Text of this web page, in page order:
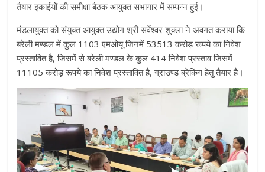
तैयार इकाईयों की समीक्षा बैठक आयुक्त सभागार में सम्पन्न हुई।
मंडलायुक्त को संयुक्त आयुक्त उद्योग श्री सर्वेश्वर शुक्ला ने अवगत कराया कि
बरेली मण्डल में कुल 1103 एमओयू जिनमें 53513 करोड़ रूपये का निवेश
प्रस्तावित है, जिसमें से बरेली मण्डल के कुल 414 निवेश प्रस्ताव जिसमें
11105 करोड़ रूपये का निवेश प्रस्तावित है, ग्राउण्ड ब्रेकिंग हेतु तैयार है।